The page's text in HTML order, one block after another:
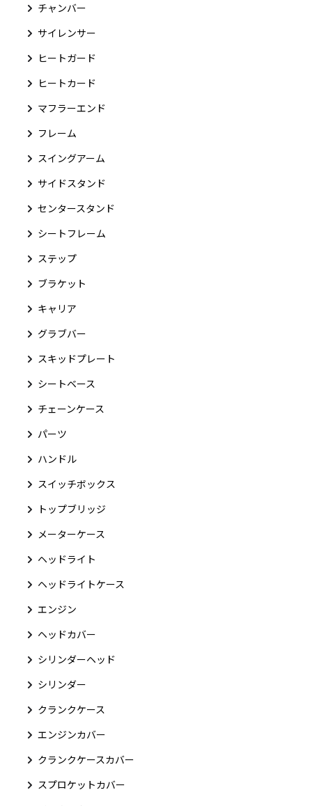
チャンバー
サイレンサー
ヒートガード
ヒートカード
マフラーエンド
フレーム
スイングアーム
サイドスタンド
センタースタンド
シートフレーム
ステップ
ブラケット
キャリア
グラブバー
スキッドプレート
シートベース
チェーンケース
パーツ
ハンドル
スイッチボックス
トップブリッジ
メーターケース
ヘッドライト
ヘッドライトケース
エンジン
ヘッドカバー
シリンダーヘッド
シリンダー
クランクケース
エンジンカバー
クランクケースカバー
スプロケットカバー